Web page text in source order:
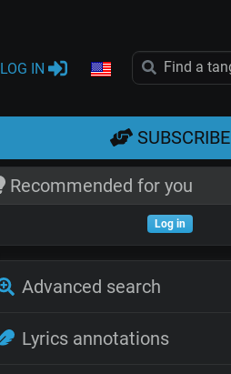
LOG IN
SUBSCRIBE
Recommended for you
Log in
Advanced search
Lyrics annotations